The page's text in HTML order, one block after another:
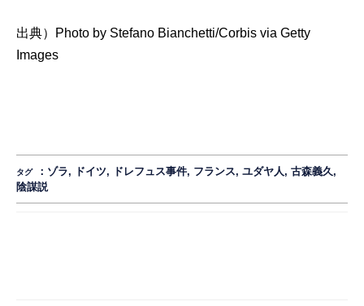
出典）
Photo by Stefano Bianchetti/Corbis via Getty
Images
タグ ： ゾラ, ドイツ, ドレフュス事件, フランス,ユダヤ人 ,古森義久 ,
陰謀説